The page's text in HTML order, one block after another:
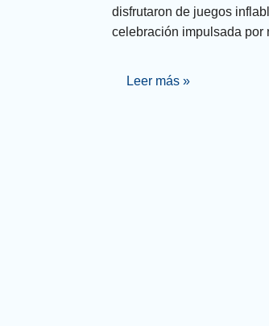
disfrutaron de juegos
celebración impulsada
Leer más »